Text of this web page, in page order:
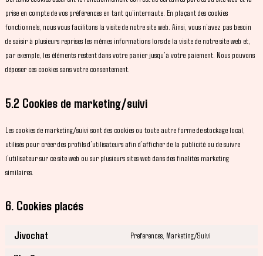
prise en compte de vos préférences en tant qu’internaute. En plaçant des cookies
fonctionnels, nous vous facilitons la visite de notre site web. Ainsi, vous n’avez pas besoin
de saisir à plusieurs reprises les mêmes informations lors de la visite de notre site web et,
par exemple, les éléments restent dans votre panier jusqu’à votre paiement. Nous pouvons
déposer ces cookies sans votre consentement.
5.2 Cookies de marketing/suivi
Les cookies de marketing/suivi sont des cookies ou toute autre forme de stockage local,
utilisés pour créer des profils d’utilisateurs afin d’afficher de la publicité ou de suivre
l’utilisateur sur ce site web ou sur plusieurs sites web dans des finalités marketing
similaires.
6. Cookies placés
Jivochat Preferences, Marketing/Suivi